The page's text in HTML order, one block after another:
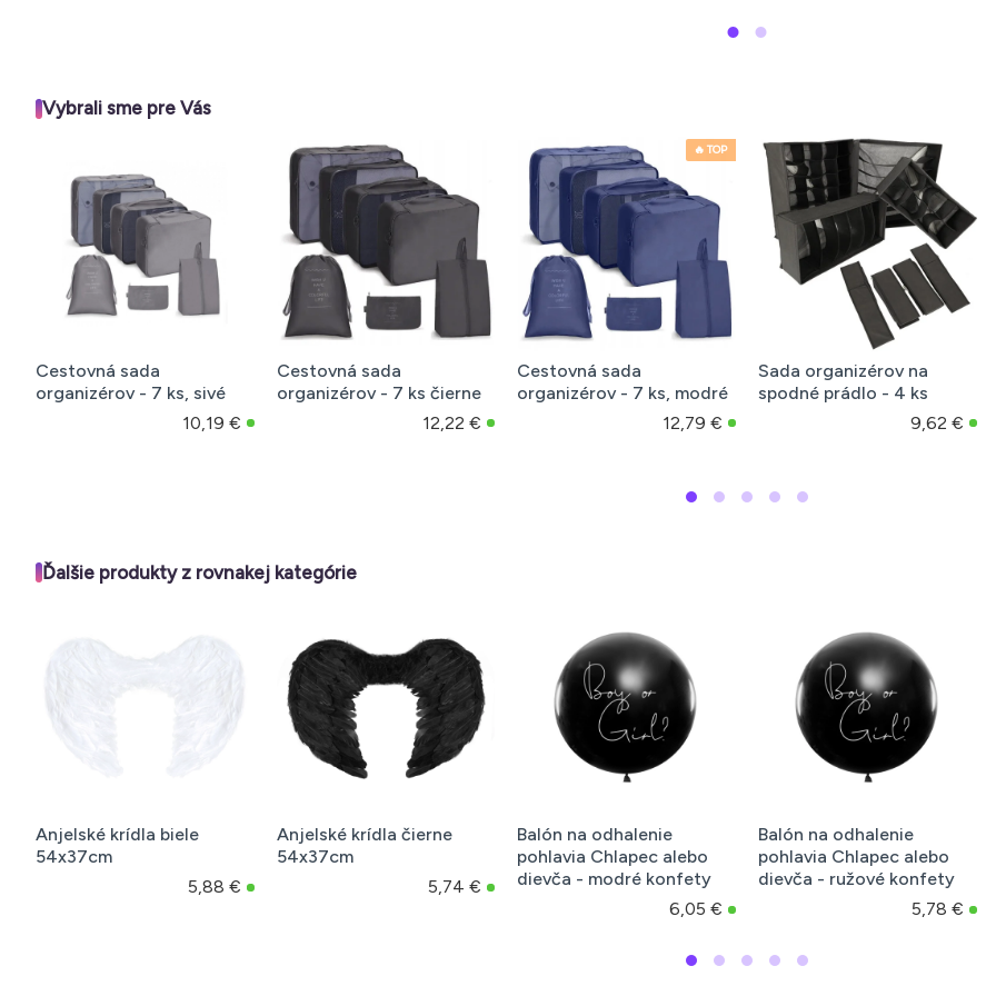
Vybrali sme pre Vás
modré
Sada organizérov na
spodné prádlo - 4 ks
9,62 €
-12 %
Dekoratívne pásky mix
ružové 4 ks
3,59 €
Sada cestovných
organizérov do kufra -
tmavo modré 6ks
Cestovné
sada 7 ks šedá
Ďalšie produkty z rovnakej kategórie
Anjelské krídla čierne
54x37cm
5,74 €
Balón na odhalenie
pohlavia Chlapec alebo
dievča - modré konfety
Balón na odhalenie
pohlavia Chlapec alebo
dievča - ružové konfety
5,78 €
Balóny pre dievčatko
babyshower s
6 ks ružové
2,56 € 5,28